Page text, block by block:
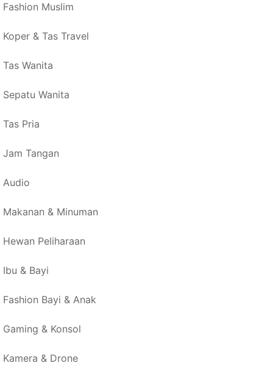
Fashion Muslim
Koper & Tas Travel
Tas Wanita
Sepatu Wanita
Tas Pria
Jam Tangan
Audio
Makanan & Minuman
Hewan Peliharaan
Ibu & Bayi
Fashion Bayi & Anak
Gaming & Konsol
Kamera & Drone